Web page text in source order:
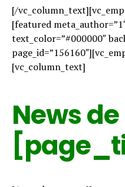
[/
[featured
text_color=”#000000″
[vc_column_text]
News de